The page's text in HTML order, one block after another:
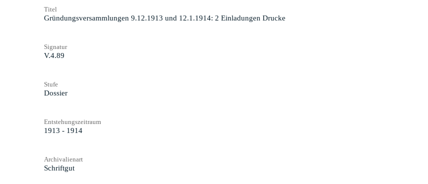
Titel
Gründungsversammlungen 9.12.1913 und 12.1.1914: 2 Einladungen Drucke
Signatur
V.4.89
Stufe
Dossier
Entstehungszeitraum
1913 - 1914
Archivalienart
Schriftgut